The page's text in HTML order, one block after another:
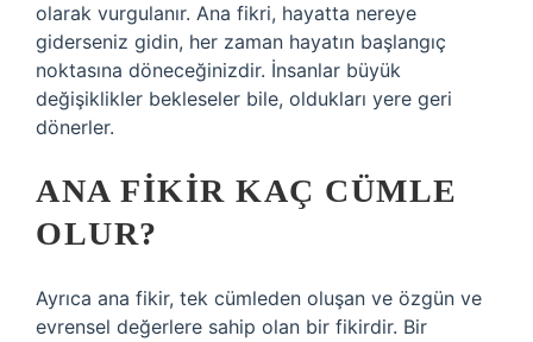
olarak vurgulanır. Ana fikri, hayatta nereye
giderseniz gidin, her zaman hayatın başlangıç ​​
noktasına döneceğinizdir. İnsanlar büyük
değişiklikler bekleseler bile, oldukları yere geri
dönerler.
ANA FIKIR KAÇ CÜMLE
OLUR?
Ayrıca ana fikir, tek cümleden oluşan ve özgün ve
evrensel değerlere sahip olan bir fikirdir. Bir